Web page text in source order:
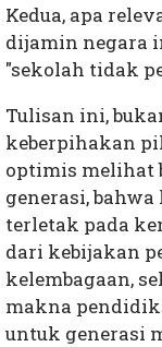
Kedua, apa
dijamin negara
"sekolah tidak
Tulisan ini,
keberpihakan
optimis melihat
generasi,
terletak pada
dari kebijakan
kelembagaan,
makna
untuk generasi